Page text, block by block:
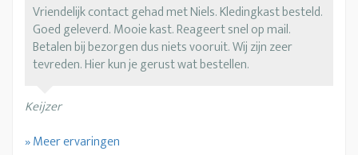
Vriendelijk contact gehad met Niels. Kledingkast besteld.
Goed geleverd. Mooie kast. Reageert snel op mail.
Betalen bij bezorgen dus niets vooruit. Wij zijn zeer
tevreden. Hier kun je gerust wat bestellen.
Keijzer
» Meer ervaringen